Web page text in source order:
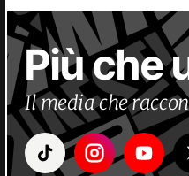
Più che
Il media che